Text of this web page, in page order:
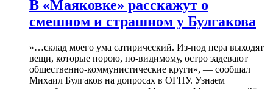
В «Маяковке» расскажут о
смешном и страшном у Булгакова
»…склад моего ума сатирический. Из-под пера выходят
вещи, которые порою, по-видимому, остро задевают
общественно-коммунистические круги», — сообщал
Михаил Булгаков на допросах в ОГПУ. Узнаем